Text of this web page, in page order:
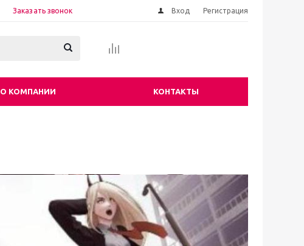
Заказать звонок Вход Регистрация
О КОМПАНИИ КОНТАКТЫ